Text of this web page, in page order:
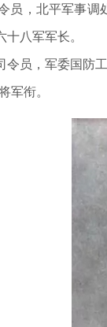
员，北平军事
八军军长。
员，军委国防
军衔。